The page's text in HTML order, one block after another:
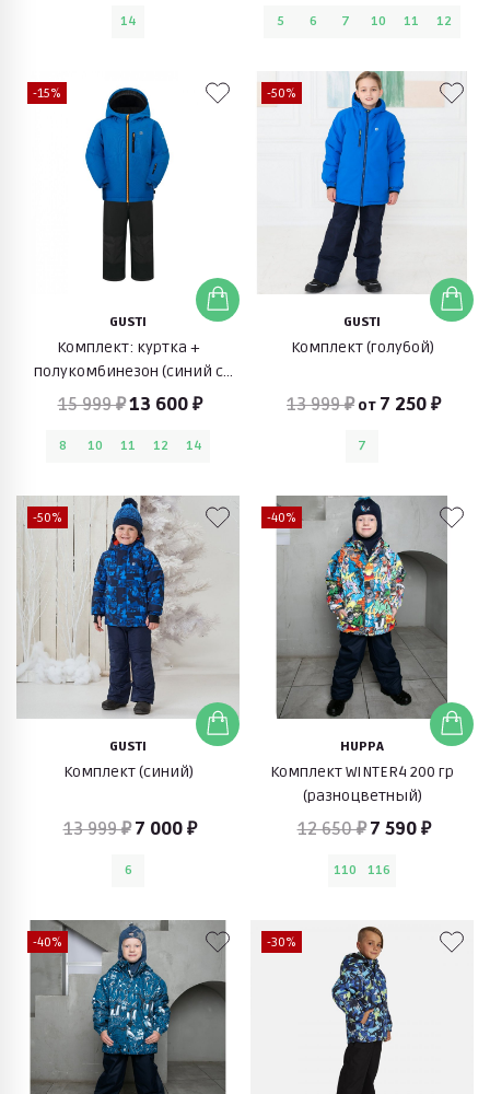
14 5 6 7 10 11 12
-15%
GUSTI
Комплект: куртка +
полукомбинезон (синий с
черным)
15 999 ₽13 600 ₽
8 10 11 12 14
-50%
GUSTI
Комплект (голубой)
13 999 ₽ от 7 250 ₽
7
-50%
GUSTI
Комплект (синий)
13 999 ₽ 7 000 ₽
6
-40%
HUPPA
Комплект WINTER4 200 гр
(разноцветный)
12 650 ₽ 7 590 ₽
110 116
-40% -30%